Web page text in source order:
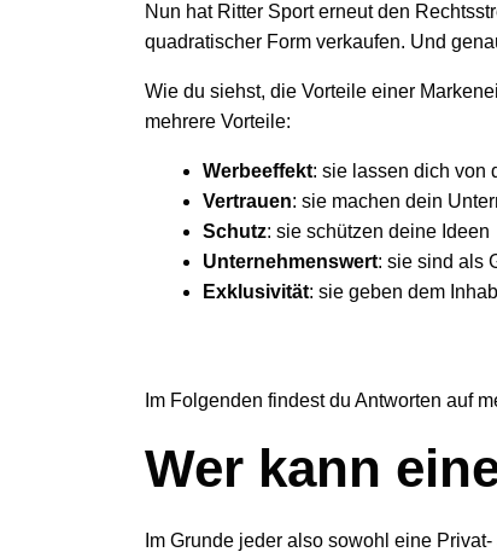
Nun hat Ritter Sport erneut den
quadratischer Form verkaufen. Und
Wie du siehst, die Vorteile einer
mehrere Vorteile:
Werbeeffekt: sie lassen dich von
Vertrauen: sie machen dein
Schutz: sie schützen deine Ideen
Unternehmenswert: sie sind als
Exklusivität: sie geben dem
Im Folgenden findest du Antworten auf
Wer kann
Im Grunde jeder also sowohl eine